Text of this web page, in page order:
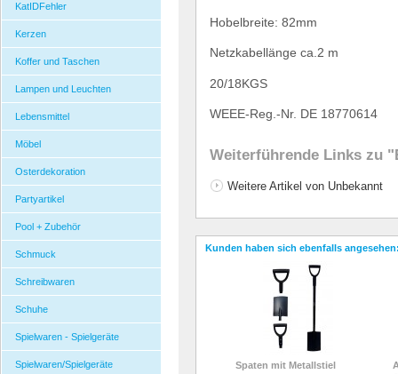
KatIDFehler
Kerzen
Koffer und Taschen
Lampen und Leuchten
Lebensmittel
Möbel
Osterdekoration
Partyartikel
Pool + Zubehör
Schmuck
Schreibwaren
Schuhe
Spielwaren - Spielgeräte
Spielwaren/Spielgeräte
Hobelbreite: 82mm
Netzkabellänge ca.2 m
20/18KGS
WEEE-Reg.-Nr. DE 18770614
Weiterführende Links zu
Weitere Artikel von Unbekannt
Kunden haben sich ebenfalls
Spaten mit Metallstiel